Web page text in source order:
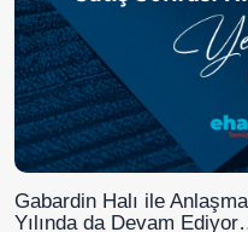
Gabardin Halı ile
Yılında da Devam